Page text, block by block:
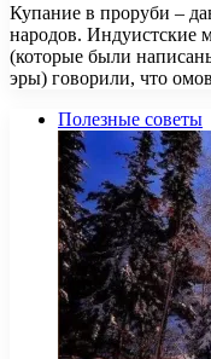
Купание в проруби –
народов. Индуистские
(которые были
эры) говорили, что
Полезные советы